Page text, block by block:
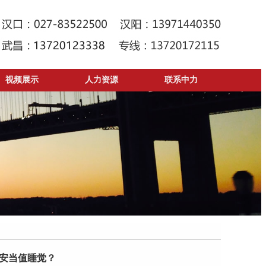
视频展示 人力资源 联系中力
当值睡觉？